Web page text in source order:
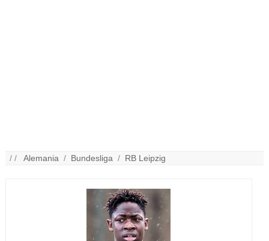
/ /Alemania / Bundesliga / RB Leipzig